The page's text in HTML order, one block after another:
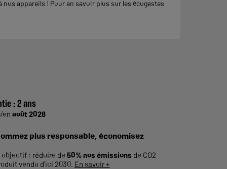
appareils ! Pour en savoir plus sur les écogestes
:2 ans
août 2028
plus responsable, économisez
objectif : réduire de 50% nos émissions de CO2
vendu d'ici 2030. En savoir +